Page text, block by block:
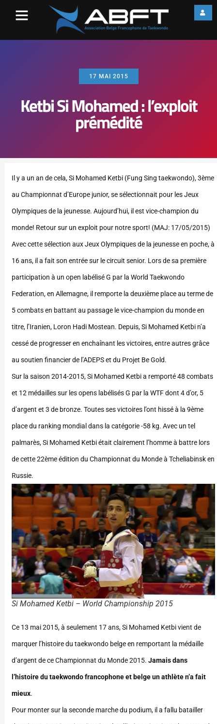
17 MAI 2015
Ketbi Si Mohamed : l’exploit
prémédité
Il y a un an de cela, Si Mohamed Ketbi (Fung Sing taekwondo), 3ème
au Championnat d’Europe junior, se sélectionnait pour les Jeux
Olympiques de la jeunesse. Aujourd’hui, il est vice-champion du
monde! Retour sur un exploit pour notre sport! (MAJ: 17/05/2015)
Avec cette sélection aux Jeux Olympiques de la jeunesse en poche, à
16 ans, il a fait son entrée sur le circuit senior. Lors de sa première
participation à un open labélisé G par la World Taekwondo
Federation, en Allemagne, il remporte la deuxième place au terme de
5 combats en battant au passage le vice-champion du monde en
titre, l’Iranien, Loron Hadi Mostean. Depuis, Si Mohamed Ketbi n’a
cessé de progresser en enchaînant les victoires, entre autres grâce
au soutien financier de l’ADEPS et du Projet Be Gold.
Sur la saison 2014-2015, Si Mohamed Ketbi a remporté 48 combats
et 12 médailles sur les opens labélisés G par la WTF dont 4 d’or, 5
d’argent et 3 de bronze. Toutes ses victoires l’ont hissé à la 9ème
place du ranking mondial dans la catégorie -58 kg. Avec un tel
palmarès, Si Mohamed Ketbi était clairement l’homme à battre lors
de cette 22ème édition du Championnat du Monde à Tcheliabinsk en
Russie.
Si Mohamed Ketbi – World Championship 2015
Ce 13 mai 2015, à seulement 17 ans, Si Mohamed Ketbi vient de
marquer l’histoire du taekwondo belge en remportant la médaille
d’argent de ce Championnat du Monde 2015. Jamais dans
l’histoire du taekwondo francophone et belge un athlète n’a fait
mieux.
Pour monter sur la seconde marche du podium, il a fallu batailler